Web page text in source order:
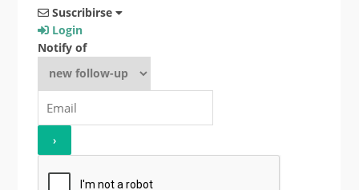
Suscribirse
Login
Notify of